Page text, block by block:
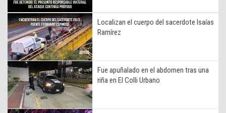
Localizan el cuerpo del sacerdote Isaías
Ramírez
Fue apuñalado en el abdomen tras una
riña en El Colli Urbano